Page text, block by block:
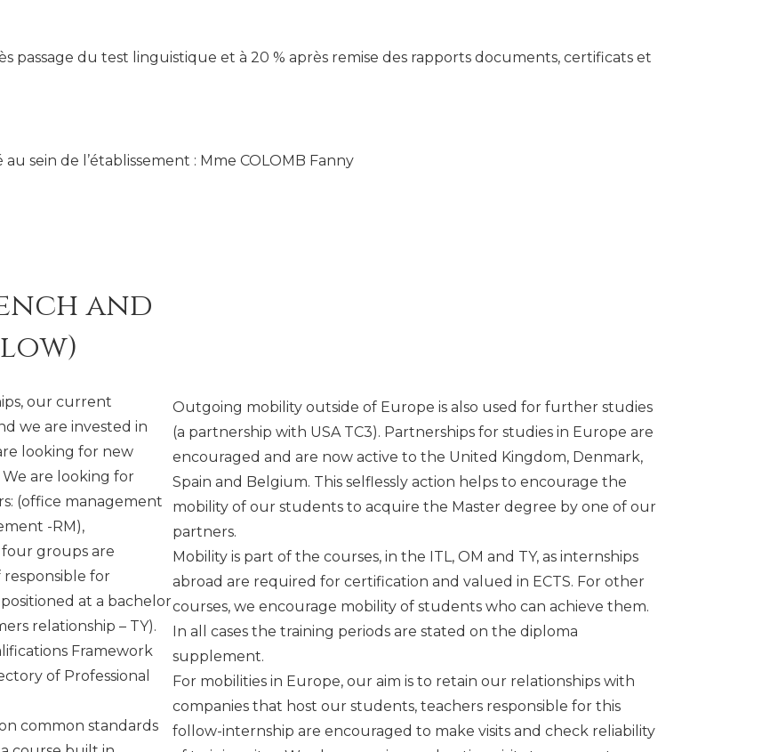
passage du test linguistique et à 20 % après remise des rapports documents, certificats et
sein de l’établissement : Mme COLOMB Fanny
and
our current
we are invested in
looking for new
are looking for
(office management
-RM),
four groups are
responsible for
at a bachelor
relationship – TY).
Framework
of Professional
common standards
Outgoing mobility outside of Europe is also used for further studies
(a partnership with USA TC3). Partnerships for studies in Europe are
encouraged and are now active to the United Kingdom, Denmark,
Spain and Belgium. This selflessly action helps to encourage the
mobility of our students to acquire the Master degree by one of our
partners.
Mobility is part of the courses, in the ITL, OM and TY, as internships
abroad are required for certification and valued in ECTS. For other
courses, we encourage mobility of students who can achieve them.
In all cases the training periods are stated on the diploma
supplement.
For mobilities in Europe, our aim is to retain our relationships with
companies that host our students, teachers responsible for this
follow-internship are encouraged to make visits and check reliability